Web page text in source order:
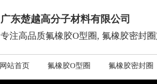
广东楚越高分子材料有限公司
专注高品质氟橡胶O型圈, 氟橡胶密封
网站首页 氟橡胶O型圈 氟橡胶密封圈